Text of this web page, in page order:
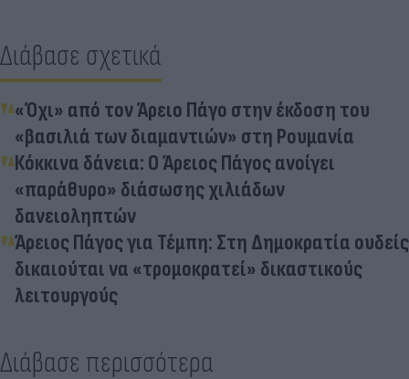
Διάβασε σχετικά
«Όχι» από τον Άρειο Πάγο στην έκδοση του
«βασιλιά των διαμαντιών» στη Ρουμανία
Κόκκινα δάνεια: Ο Άρειος Πάγος ανοίγει
«παράθυρο» διάσωσης χιλιάδων
δανειοληπτών
Άρειος Πάγος για Τέμπη: Στη Δημοκρατία ουδείς
δικαιούται να «τρομοκρατεί» δικαστικούς
λειτουργούς
Διάβασε περισσότερα